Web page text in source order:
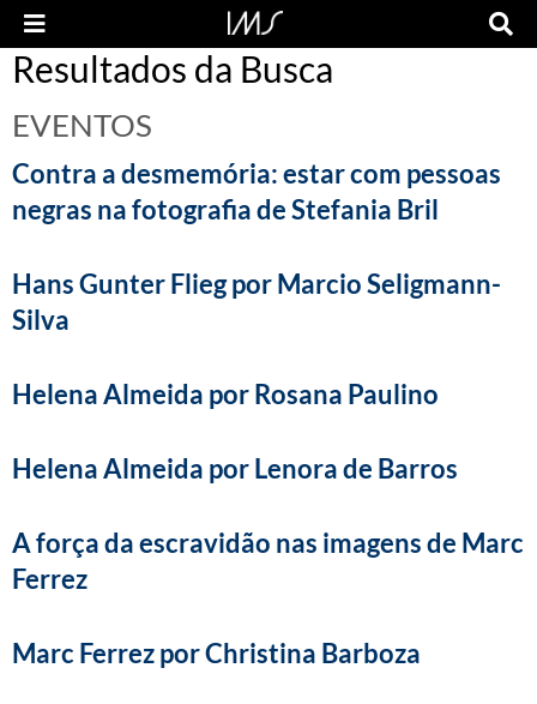
Resultados da Busca
EVENTOS
Contra a desmemória: estar com pessoas
negras na fotografia de Stefania Bril
Hans Gunter Flieg por Marcio Seligmann-
Silva
Helena Almeida por Rosana Paulino
Helena Almeida por Lenora de Barros
A força da escravidão nas imagens de Marc
Ferrez
Marc Ferrez por Christina Barboza